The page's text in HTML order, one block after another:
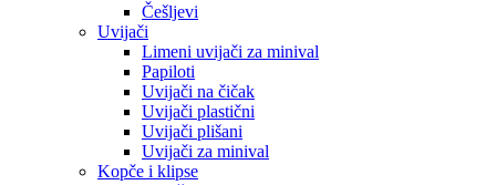
Češljevi
Uvijači
Limeni uvijači za minival
Papiloti
Uvijači na čičak
Uvijači plastični
Uvijači plišani
Uvijači za minival
Kopče i klipse